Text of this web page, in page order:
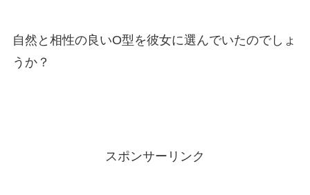
自然と相性の良いO型を彼女に選んでいたのでしょ
うか？
スポンサーリンク